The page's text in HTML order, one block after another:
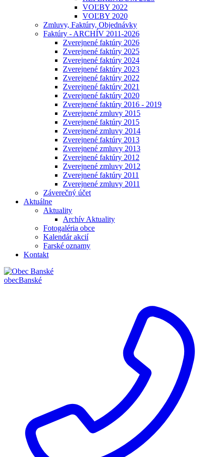
VOĽBY 2022
VOĽBY 2020
Zmluvy, Faktúry, Objednávky
Faktúry - ARCHÍV 2011-2026
Zverejnené faktúry 2026
Zverejnené faktúry 2025
Zverejnené faktúry 2024
Zverejnené faktúry 2023
Zverejnené faktúry 2022
Zverejnené faktúry 2021
Zverejnené faktúry 2020
Zverejnené faktúry 2016 - 2019
Zverejnené zmluvy 2015
Zverejnené faktúry 2015
Zverejnené zmluvy 2014
Zverejnené faktúry 2013
Zverejnené zmluvy 2013
Zverejnené faktúry 2012
Zverejnené zmluvy 2012
Zverejnené faktúry 2011
Zverejnené zmluvy 2011
Záverečný účet
Aktuálne
Aktuality
Archív Aktuality
Fotogaléria obce
Kalendár akcií
Farské oznamy
Kontakt
obecBanské